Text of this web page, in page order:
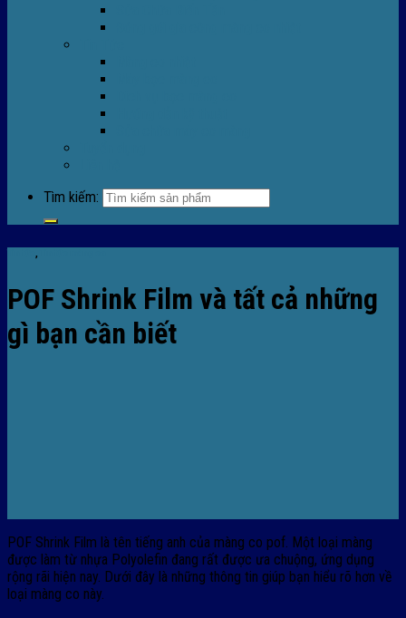
Tìm kiếm:
,
POF Shrink Film và tất cả những
gì bạn cần biết
POF Shrink Film là tên tiếng anh của màng co pof. Một loại màng
được làm từ nhựa Polyolefin đang rất được ưa chuộng, ứng dụng
rộng rãi hiện nay. Dưới đây là những thông tin giúp bạn hiểu rõ hơn về
loại màng co này.